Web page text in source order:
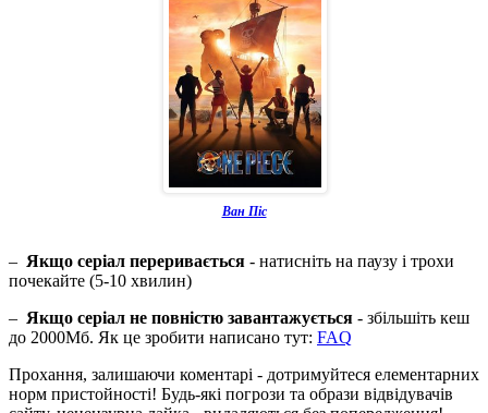
Ван Піс
– Якщо серіал переривається - натисніть на паузу і трохи
почекайте (5-10 хвилин)
– Якщо серіал не повністю завантажується - збільшіть кеш
до 2000Мб. Як це зробити написано тут: FAQ
Прохання, залишаючи коментарі - дотримуйтеся елементарних
норм пристойності! Будь-які погрози та образи відвідувачів